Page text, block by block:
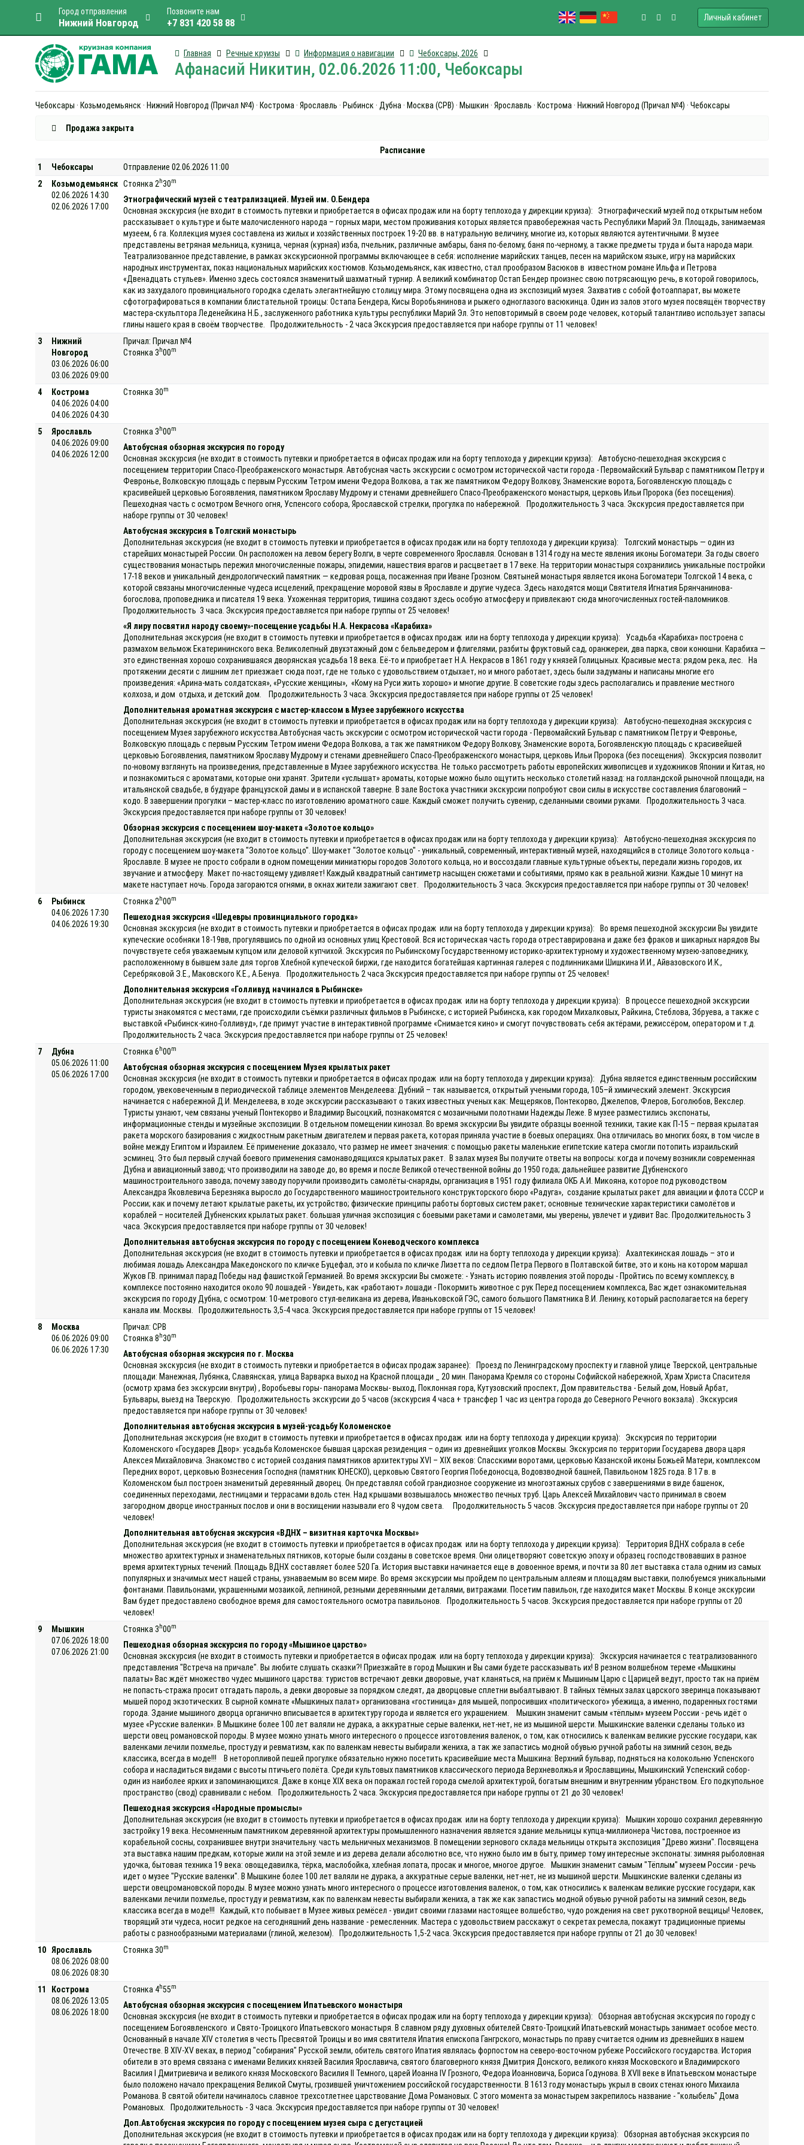
Город отправления
Нижний Новгород
Позвоните нам
+7 831 420 58 88 Личный кабинет
Главная Речные круизы Информация о навигации Чебоксары, 2026
Афанасий Никитин, 02.06.2026 11:00, Чебоксары
Чебоксары · Козьмодемьянск · Нижний Новгород (Причал №4) · Кострома · Ярославль · Рыбинск · Дубна · Москва (СРВ) · Мышкин · Ярославль · Кострома · Нижний Новгород (Причал №4) · Чебоксары
Продажа закрыта
Расписание
1
Чебоксары
Отправление 02.06.2026 11:00
2
Козьмодемьянск
02.06.2026 14:30
02.06.2026 17:00
Стоянка 2 h30m
Этнографический музей с театрализацией. Музей им. О.Бендера
Основная экскурсия (не входит в стоимость путевки и приобретается в офисах продаж или на борту теплохода у дирекции круиза): Этнографический музей под открытым небом
рассказывает о культуре и быте малочисленного народа – горных мари, местом проживания которых является правобережная часть Республики Марий Эл. Площадь, занимаемая
музеем, 6 га. Коллекция музея составлена из жилых и хозяйственных построек 19-20 вв. в натуральную величину, многие из, которых являются аутентичными. В музее
представлены ветряная мельница, кузница, черная (курная) изба, пчельник, различные амбары, баня по-белому, баня по-черному, а также предметы труда и быта народа мари.
Театрализованное представление, в рамках экскурсионной программы включающее в себя: исполнение марийских танцев, песен на марийском языке, игру на марийских
народных инструментах, показ национальных марийских костюмов. Козьмодемьянск, как известно, стал прообразом Васюков в известном романе Ильфа и Петрова
«Двенадцать стульев». Именно здесь состоялся знаменитый шахматный турнир. А великий комбинатор Остап Бендер произнес свою потрясающую речь, в которой говорилось,
как из захудалого провинциального городка сделать элегантнейшую столицу мира. Этому посвящена одна из экспозиций музея. Захватив с собой фотоаппарат, вы можете
сфотографироваться в компании блистательной троицы: Остапа Бендера, Кисы Воробьянинова и рыжего одноглазого васюкинца. Один из залов этого музея посвящён творчеству
мастера-скульптора Леденейкина Н.Б., заслуженного работника культуры республики Марий Эл. Это неповторимый в своем роде человек, который талантливо использует запасы
глины нашего края в своём творчестве. Продолжительность - 2 часа Экскурсия предоставляется при наборе группы от 11 человек!
3
Нижний
Новгород
03.06.2026 06:00
03.06.2026 09:00
Причал: Причал №4
Стоянка 3 h00m
4
Кострома
04.06.2026 04:00
04.06.2026 04:30
Стоянка 30m
5
Ярославль
04.06.2026 09:00
04.06.2026 12:00
Стоянка 3 h00m
Автобусная обзорная экскурсия по городу
Основная экскурсия (не входит в стоимость путевки и приобретается в офисах продаж или на борту теплохода у дирекции круиза): Автобусно-пешеходная экскурсия с
посещением территории Спасо-Преображенского монастыря. Автобусная часть экскурсии с осмотром исторической части города - Первомайский Бульвар с памятником Петру и
Февронье, Волковскую площадь с первым Русским Тетром имени Федора Волкова, а так же памятником Федору Волкову, Знаменские ворота, Богоявленскую площадь с
красивейшей церковью Богоявления, памятником Ярославу Мудрому и стенами древнейшего Спасо-Преображенского монастыря, церковь Ильи Пророка (без посещения).
Пешеходная часть с осмотром Вечного огня, Успенсого собора, Ярославской стрелки, прогулка по набережной. Продолжительность 3 часа. Экскурсия предоставляется при
наборе группы от 30 человек!
Автобусная экскурсия в Толгский монастырь
Дополнительная экскурсия (не входит в стоимость путевки и приобретается в офисах продаж или на борту теплохода у дирекции круиза): Толгский монастырь — один из
старейших монастырей России. Он расположен на левом берегу Волги, в черте современного Ярославля. Основан в 1314 году на месте явления иконы Богоматери. За годы своего
существования монастырь пережил многочисленные пожары, эпидемии, нашествия врагов и расцветает в 17 веке. На территории монастыря сохранились уникальные постройки
17-18 веков и уникальный дендрологический памятник — кедровая роща, посаженная при Иване Грозном. Святыней монастыря является икона Богоматери Толгской 14 века, с
которой связаны многочисленные чудеса исцелений, прекращение моровой язвы в Ярославле и другие чудеса. Здесь находятся мощи Святителя Игнатия Брянчанинова-
богослова, проповедника и писателя 19 века. Ухоженная территория, тишина создают здесь особую атмосферу и привлекают сюда многочисленных гостей-паломников.
Продолжительность 3 часа. Экскурсия предоставляется при наборе группы от 25 человек!
«Я лиру посвятил народу своему»-посещение усадьбы Н.А. Некрасова «Карабиха»
Дополнительная экскурсия (не входит в стоимость путевки и приобретается в офисах продаж или на борту теплохода у дирекции круиза): Усадьба «Карабиха» построена с
размахом вельмож Екатерининского века. Великолепный двухэтажный дом с бельведером и флигелями, разбиты фруктовый сад, оранжереи, два парка, свои конюшни. Карабиха —
это единственная хорошо сохранившаяся дворянская усадьба 18 века. Её-то и приобретает Н.А. Некрасов в 1861 году у князей Голицыных. Красивые места: рядом река, лес. На
протяжении десяти с лишним лет приезжает сюда поэт, где не только с удовольствием отдыхает, но и много работает, здесь были задуманы и написаны многие его
произведения: «Арина-мать солдатская», «Русские женщины», «Кому на Руси жить хорошо» и многие другие. В советские годы здесь располагались и правление местного
колхоза, и дом отдыха, и детский дом. Продолжительность 3 часа. Экскурсия предоставляется при наборе группы от 25 человек!
Дополнительная ароматная экскурсия с мастер-классом в Музее зарубежного искусства
Дополнительная экскурсия (не входит в стоимость путевки и приобретается в офисах продаж или на борту теплохода у дирекции круиза): Автобусно-пешеходная экскурсия с
посещением Музея зарубежного искусства.Автобусная часть экскурсии с осмотром исторической части города - Первомайский Бульвар с памятником Петру и Февронье,
Волковскую площадь с первым Русским Тетром имени Федора Волкова, а так же памятником Федору Волкову, Знаменские ворота, Богоявленскую площадь с красивейшей
церковью Богоявления, памятником Ярославу Мудрому и стенами древнейшего Спасо-Преображенского монастыря, церковь Ильи Пророка (без посещения). Экскурсия позволит
по-новому взглянуть на произведения, представленные в Музее зарубежного искусства. Не только рассмотреть работы европейских живописцев и художников Японии и Китая, но
и познакомиться с ароматами, которые они хранят. Зрители «услышат» ароматы, которые можно было ощутить несколько столетий назад: на голландской рыночной площади, на
итальянской свадьбе, в будуаре французской дамы и в испанской таверне. В зале Востока участники экскурсии попробуют свои силы в искусстве составления благовоний –
кодо. В завершении прогулки – мастер-класс по изготовлению ароматного саше. Каждый сможет получить сувенир, сделанными своими руками. Продолжительность 3 часа.
Экскурсия предоставляется при наборе группы от 30 человек!
Обзорная экскурсия с посещением шоу-макета «Золотое кольцо»
Дополнительная экскурсия (не входит в стоимость путевки и приобретается в офисах продаж или на борту теплохода у дирекции круиза): Автобусно-пешеходная экскурсия по
городу с посещением шоу-макета "Золотое кольцо". Шоу-макет "Золотое кольцо" - уникальный, современный, интерактивный музей, находящийся в столице Золотого кольца -
Ярославле. В музее не просто собрали в одном помещении миниатюры городов Золотого кольца, но и воссоздали главные культурные объекты, передали жизнь городов, их
звучание и атмосферу. Макет по-настоящему удивляет! Каждый квадратный сантиметр насыщен сюжетами и событиями, прямо как в реальной жизни. Каждые 10 минут на
макете наступает ночь. Города загораются огнями, в окнах жители зажигают свет. Продолжительность 3 часа. Экскурсия предоставляется при наборе группы от 30 человек!
6
Рыбинск
04.06.2026 17:30
04.06.2026 19:30
Стоянка 2 h00m
Пешеходная экскурсия «Шедевры провинциального городка»
Основная экскурсия (не входит в стоимость путевки и приобретается в офисах продаж или на борту теплохода у дирекции круиза): Во время пешеходной экскурсии Вы увидите
купеческие особняки 18-19вв, прогулявшись по одной из основных улиц Крестовой. Вся историческая часть города отреставрирована и даже без фраков и шикарных нарядов Вы
почувствуете себя уважаемым купцом или деловой купчихой. Экскурсия по Рыбинскому Государственному историко-архитектурному и художественному музею-заповеднику,
расположенному в бывшем зале для торгов Хлебной купеческой биржи, где находится богатейшая картинная галерея с подлинниками Шишкина И.И., Айвазовского И.К.,
Серебряковой З.Е., Маковского К.Е., А.Бенуа. Продолжительность 2 часа Экскурсия предоставляется при наборе группы от 25 человек!
Дополнительная экскурсия «Голливуд начинался в Рыбинске»
Дополнительная экскурсия (не входит в стоимость путевки и приобретается в офисах продаж или на борту теплохода у дирекции круиза): В процессе пешеходной экскурсии
туристы знакомятся с местами, где происходили съёмки различных фильмов в Рыбинске; с историей Рыбинска, как городом Михалковых, Райкина, Стеблова, Збруева, а также с
выставкой «Рыбинск-кино-Голливуд», где примут участие в интерактивной программе «Снимается кино» и смогут почувствовать себя актёрами, режиссёром, оператором и т.д.
Продолжительность 2 часа. Экскурсия предоставляется при наборе группы от 25 человек!
7
Дубна
05.06.2026 11:00
05.06.2026 17:00
Стоянка 6 h00m
Автобусная обзорная экскурсия с посещением Музея крылатых ракет
Основная экскурсия (не входит в стоимость путевки и приобретается в офисах продаж или на борту теплохода у дирекции круиза): Дубна является единственным российским
городом, увековеченным в периодической таблице элементов Менделеева: Дубний – так называется, открытый учеными города, 105–й химический элемент. Экскурсия
начинается с набережной Д.И. Менделеева, в ходе экскурсии рассказывают о таких известных ученых как: Мещеряков, Понтекорво, Джелепов, Флеров, Боголюбов, Векслер.
Туристы узнают, чем связаны ученый Понтекорво и Владимир Высоцкий, познакомятся с мозаичными полотнами Надежды Леже. В музее разместились экспонаты,
информационные стенды и музейные экспозиции. В отдельном помещении кинозал. Во время экскурсии Вы увидите образцы военной техники, такие как П-15 – первая крылатая
ракета морского базирования с жидкостным ракетным двигателем и первая ракета, которая приняла участие в боевых операциях. Она отличилась во многих боях, в том числе в
войне между Египтом и Израилем. Её применение доказало, что размер не имеет значения: с помощью ракеты маленькие египетские катера смогли потопить израильский
эсминец. Это был первый случай боевого применения самонаводящихся крылатых ракет. В залах музея Вы получите ответы на вопросы: когда и почему возникли современная
Дубна и авиационный завод; что производили на заводе до, во время и после Великой отечественной войны до 1950 года; дальнейшее развитие Дубненского
машиностроительного завода; почему заводу поручили производить самолёты-снаряды, организация в 1951 году филиала ОКБ А.И. Микояна, которое под руководством
Александра Яковлевича Березняка выросло до Государственного машиностроительного конструкторского бюро «Радуга», создание крылатых ракет для авиации и флота СССР и
России; как и почему летают крылатые ракеты, их устройство; физические принципы работы бортовых систем ракет; основные технические характеристики самолётов и
кораблей – носителей Дубненских крылатых ракет. большая уличная экспозиция с боевыми ракетами и самолетами, мы уверены, увлечет и удивит Вас. Продолжительность 3
часа. Экскурсия предоставляется при наборе группы от 30 человек!
Дополнительная автобусная экскурсия по городу с посещением Коневодческого комплекса
Дополнительная экскурсия (не входит в стоимость путевки и приобретается в офисах продаж или на борту теплохода у дирекции круиза): Ахалтекинская лошадь – это и
любимая лошадь Александра Македонского по кличке Буцефал, это и кобыла по кличке Лизетта по седлом Петра Первого в Полтавской битве, это и конь на котором маршал
Жуков Г.В. принимал парад Победы над фашисткой Германией. Во время экскурсии Вы сможете: - Узнать историю появления этой породы - Пройтись по всему комплексу, в
комплексе постоянно находится около 90 лошадей - Увидеть, как «работают» лошади - Покормить животное с рук Перед посещением комплекса, Вас ждет ознакомительная
экскурсия по городу Дубна, с осмотром: 10-метрового стул-великана из дерева, Иваньковской ГЭС, самого большого Памятника В.И. Ленину, который располагается на берегу
канала им. Москвы. Продолжительность 3,5-4 часа. Экскурсия предоставляется при наборе группы от 15 человек!
8
Москва
06.06.2026 09:00
06.06.2026 17:30
Причал: СРВ
Стоянка 8 h30m
Автобусная обзорная экскурсия по г. Москва
Основная экскурсия (не входит в стоимость путевки и приобретается в офисах продаж заранее): Проезд по Ленинградскому проспекту и главной улице Тверской, центральные
площади: Манежная, Лубянка, Славянская, улица Варварка выход на Красной площади _ 20 мин. Панорама Кремля со стороны Софийской набережной, Храм Христа Спасителя
(осмотр храма без экскурсии внутри) , Воробьевы горы- панорама Москвы- выход, Поклонная гора, Кутузовский проспект, Дом правительства - Белый дом, Новый Арбат,
Бульвары, выезд на Тверскую. Продолжительность экскурсии до 5 часов (экскурсия 4 часа + трансфер 1 час из центра города до Северного Речного вокзала) . Экскурсия
предоставляется при наборе группы от 30 человек!
Дополнительная автобусная экскурсия в музей-усадьбу Коломенское
Дополнительная экскурсия (не входит в стоимость путевки и приобретается в офисах продаж или на борту теплохода у дирекции круиза): Экскурсия по территории
Коломенского «Государев Двор»: усадьба Коломенское бывшая царская резиденция – один из древнейших уголков Москвы. Экскурсия по территории Государева двора царя
Алексея Михайловича. Знакомство с историей создания памятников архитектуры ХVI – ХIX веков: Спасскими воротами, церковью Казанской иконы Божьей Матери, комплексом
Передних ворот, церковью Вознесения Господня (памятник ЮНЕСКО), церковью Святого Георгия Победоносца, Водовзводной башней, Павильоном 1825 года. В 17 в. в
Коломенском был построен знаменитый деревянный дворец. Он представлял собой грандиозное сооружение из многоэтажных срубов с завершениями в виде башенок,
соединенных переходами, лестницами и террасами вдоль стен. Над крышами возвышалось множество печных труб. Царь Алексей Михайлович часто принимал в своем
загородном дворце иностранных послов и они в восхищении называли его 8 чудом света. Продолжительность 5 часов. Экскурсия предоставляется при наборе группы от 20
человек!
Дополнительная автобусная экскурсия «ВДНХ – визитная карточка Москвы»
Дополнительная экскурсия (не входит в стоимость путевки и приобретается в офисах продаж или на борту теплохода у дирекции круиза): Территория ВДНХ собрала в себе
множество архитектурных и знаменательных пятников, которые были созданы в советское время. Они олицетворяют советскую эпоху и образец господствовавших в разное
время архитектурных течений. Площадь ВДНХ составляет более 520 Га. История выставки начинается еще в довоенное время, и почти за 80 лет выставка стала одним из самых
популярных и значимых мест нашей страны, узнаваемым во всем мире. Во время экскурсии мы пройдем по центральным аллеям и площадям выставки, полюбуемся уникальными
фонтанами. Павильонами, украшенными мозаикой, лепниной, резными деревянными деталями, витражами. Посетим павильон, где находится макет Москвы. В конце экскурсии
Вам будет предоставлено свободное время для самостоятельного осмотра павильонов. Продолжительность 5 часов. Экскурсия предоставляется при наборе группы от 20
человек!
9
Мышкин
07.06.2026 18:00
07.06.2026 21:00
Стоянка 3 h00m
Пешеходная обзорная экскурсия по городу «Мышиное царство»
Основная экскурсия (не входит в стоимость путевки и приобретается в офисах продаж или на борту теплохода у дирекции круиза): Экскурсия начинается с театрализованного
представления "Встреча на причале". Вы любите слушать сказки?! Приезжайте в город Мышкин и Вы сами будете рассказывать их! В резном волшебном тереме «Мышкины
палаты» Вас ждёт множество чудес мышиного царства: туристов встречают девки дворовые, учат кланяться, на приём к Мышиным Царю с Царицей ведут, просто так на приём
не попасть-стража просит отгадать пароль, а девки дворовые за порядком следят, да дворцовые сплетни выбалтывают. В тайных тёмных залах царского зверинца показывают
мышей пород экзотических. В сырной комнате «Мышкиных палат» организована «гостиница» для мышей, попросивших «политического» убежища, а именно, подаренных гостями
города. Здание мышиного дворца органично вписывается в архитектуру города и является его украшением. Мышкин знаменит самым «тёплым» музеем России - речь идёт о
музее «Русские валенки». В Мышкине более 100 лет валяли не дурака, а аккуратные серые валенки, нет-нет, не из мышиной шерсти. Мышкинские валенки сделаны только из
шерсти овец романовской породы. В музее можно узнать много интересного о процессе изготовления валенок, о том, как относились к валенкам великие русские государи, как
валенками лечили похмелье, простуду и ревматизм, как по валенкам невесты выбирали жениха, а так же запастись модной обувью ручной работы на зимний сезон, ведь
классика, всегда в моде!!! В неторопливой пешей прогулке обязательно нужно посетить красивейшие места Мышкина: Верхний бульвар, подняться на колокольню Успенского
собора и насладиться видами с высоты птичьего полёта. Среди культовых памятников классического периода Верхневолжья и Ярославщины, Мышкинский Успенский собор-
один из наиболее ярких и запоминающихся. Даже в конце XIX века он поражал гостей города смелой архитектурой, богатым внешним и внутренним убранством. Его подкупольное
пространство (свод) сравнивали с небом. Продолжительность 2 часа. Экскурсия предоставляется при наборе группы от 21 до 30 человек!
Пешеходная экскурсия «Народные промыслы»
Дополнительная экскурсия (не входит в стоимость путевки и приобретается в офисах продаж или на борту теплохода у дирекции круиза): Мышкин хорошо сохранил деревянную
застройку 19 века. Несомненным памятником деревянной архитектуры промышленного назначения является здание мельницы купца-миллионера Чистова, построенное из
корабельной сосны, сохранившее внутри значительну. часть мельничных механизмов. В помещении зернового склада мельницы открыта экспозиция "Древо жизни". Посвящена
эта выставка нашим предкам, которые жили на этой земле и из дерева делали абсолютно все, что нужно было им в быту, пример тому интересные экспонаты: зимняя рыболовная
удочка, бытовая техника 19 века: овощедавилка, тёрка, маслобойка, хлебная лопата, просак и многое, многое другое. Мышкин знаменит самым "Тёплым" музеем России - речь
идет о музее "Русские валенки". В Мышкине более 100 лет валяли не дурака, а аккуратные серые валенки, нет-нет, не из мышиной шерсти. Мышкинские валенки сделаны из
шерсти овецромановской породы. В музее можно узнать много интересного о процессе изготовления валенок, о том, как относились к валенкам великие русские государи, как
валенками лечили похмелье, простуду и ревматизм, как по валенкам невесты выбирали жениха, а так же как запастись модной обувью ручной работы на зимний сезон, ведь
классика всегда в моде!!! Каждый, кто побывает в Музее живых ремёсел - увидит своими глазами настоящее волшебство, чудо рождения на свет рукотворной вещицы! Человек,
творящий эти чудеса, носит редкое на сегодняшний день название - ремесленник. Мастера с удовольствием расскажут о секретах ремесла, покажут традиционные приемы
работы с разнообразными материалами (глиной, железом). Продолжительность 1,5-2 часа. Экскурсия предоставляется при наборе группы от 21 до 30 человек!
10
Ярославль
08.06.2026 08:00
08.06.2026 08:30
Стоянка 30m
11
Кострома
08.06.2026 13:05
08.06.2026 18:00
Стоянка 4h55m
Автобусная обзорная экскурсия с посещением Ипатьевского монастыря
Основная экскурсия (не входит в стоимость путевки и приобретается в офисах продаж или на борту теплохода у дирекции круиза): Обзорная автобусная экскурсия по городу с
посещением Богоявленского и Свято-Троицкого Ипатьевского монастыря. В славном ряду духовных обителей Свято-Троицкий Ипатьевский монастырь занимает особое место.
Основанный в начале XIV столетия в честь Пресвятой Троицы и во имя святителя Ипатия епископа Гангрского, монастырь по праву считается одним из древнейших в нашем
Отечестве. В XIV-XV веках, в период "собирания" Русской земли, обитель святого Ипатия являлась форпостом на северо-восточном рубеже Российского государства. История
обители в это время связана с именами Великих князей Василия Ярославича, святого благоверного князя Дмитрия Донского, великого князя Московского и Владимирского
Василия I Дмитриевича и великого князя Московского Василия II Темного, царей Иоанна IV Грозного, Федора Иоанновича, Бориса Годунова. В XVII веке в Ипатьевском монастыре
было положено начало прекращения Великой Смуты, грозившей уничтожением российской государственности. В 1613 году монастырь укрыл в своих стенах юного Михаила
Романова. В святой обители начиналось славное трехсотлетнее царствование Дома Романовых. С этого момента за монастырем закрепилось название - "колыбель" Дома
Романовых. Продолжительность - 3 часа. Экскурсия предоставляется при наборе группы от 30 человек!
Доп.Автобусная экскурсия по городу с посещением музея сыра с дегустацией
Дополнительная экскурсия (не входит в стоимость путевки и приобретается в офисах продаж или на борту теплохода у дирекции круиза): Обзорная автобусная экскурсия по